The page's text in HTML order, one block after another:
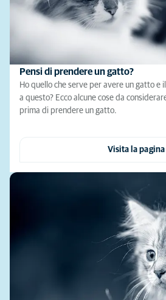
Pensi di prendere un gatto?
Ho quello che serve per avere un gatto e
a questo? Ecco alcune cose da
prima di prendere un gatto.
Visita la pagina